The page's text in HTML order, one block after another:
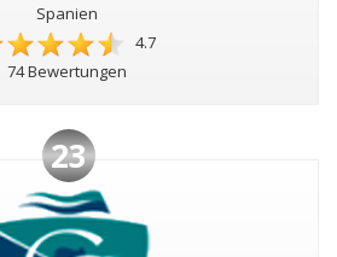
Spanien
4.7
74 Bewertungen
23